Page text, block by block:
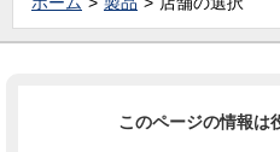
このページの情報は